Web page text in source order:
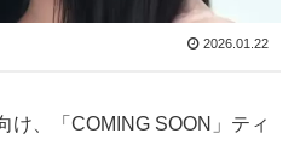
2026.01.22
け、「COMING SOON」ティ